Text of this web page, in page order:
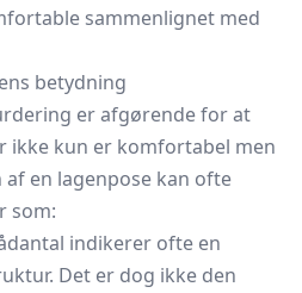
sammenlignet med
betydning
er afgørende for at
ikke kun er komfortabel men
af en lagenpose kan ofte
som:
indikerer ofte en
Det er dog ikke den